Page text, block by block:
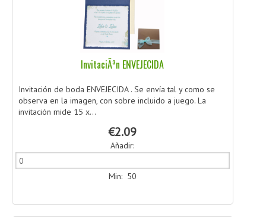
InvitaciÃ³n ENVEJECIDA
Invitación de boda ENVEJECIDA . Se envía tal y como se
observa en la imagen, con sobre incluido a juego. La
invitación mide 15 x...
€2.09
Añadir:
Min: 50